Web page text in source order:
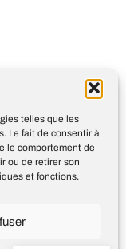
telles que les
Le fait de consentir à
le comportement de
ou de retirer son
et fonctions.
Maso